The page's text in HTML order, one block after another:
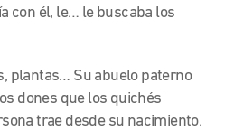
con él, le… le buscaba los
plantas… Su abuelo paterno
dones que los quichés
trae desde su nacimiento.